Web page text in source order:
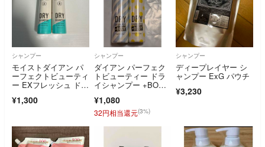
シャンプー
モイストダイアン パ
ーフェクトビューティ
ー EXフレッシュ ドラ
¥1,300
シャンプー
ダイアン パーフェク
トビューティー ドラ
イシャンプー +BOD
フレッシュシトラスペ
ア
¥1,080
32円相当還元(3%)
シャンプー
ディープレイヤー シ
ャンプー ExG パウチ
¥3,230